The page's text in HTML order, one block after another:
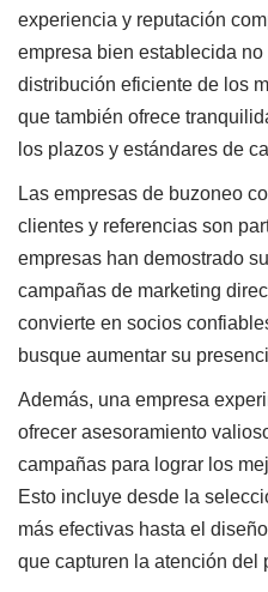
experiencia y reputación
empresa bien establecida
distribución eficiente de los
que también ofrece
los plazos y estándares de
Las empresas de buzoneo
clientes y referencias son
empresas han demostrado
campañas de marketing
convierte en socios
busque aumentar su
Además, una empresa
ofrecer asesoramiento
campañas para lograr los
Esto incluye desde la
más efectivas hasta el
que capturen la atención del